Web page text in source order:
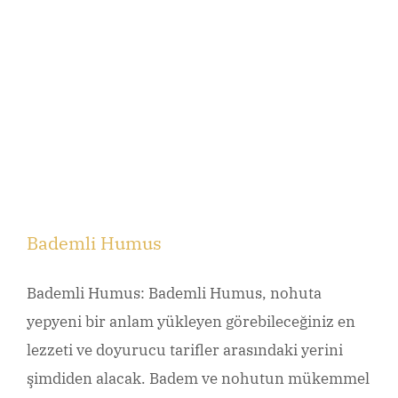
Bademli Humus
Bademli Humus: Bademli Humus, nohuta
yepyeni bir anlam yükleyen görebileceğiniz en
lezzeti ve doyurucu tarifler arasındaki yerini
şimdiden alacak. Badem ve nohutun mükemmel